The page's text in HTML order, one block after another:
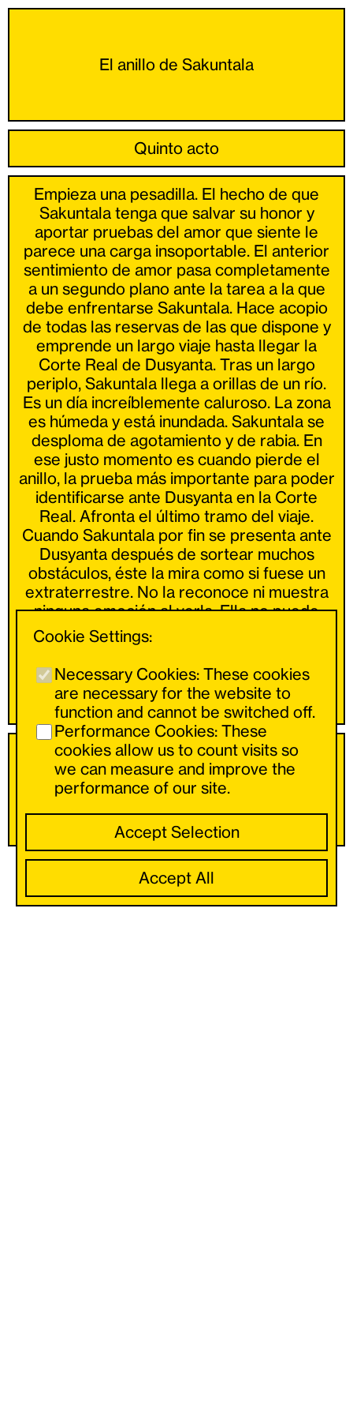
El anillo de Sakuntala
Quinto acto
Empieza una pesadilla. El hecho de que
Sakuntala tenga que salvar su honor y
aportar pruebas del amor que siente le
parece una carga insoportable. El anterior
sentimiento de amor pasa completamente
a un segundo plano ante la tarea a la que
debe enfrentarse Sakuntala. Hace acopio
de todas las reservas de las que dispone y
emprende un largo viaje hasta llegar la
Corte Real de Dusyanta. Tras un largo
periplo, Sakuntala llega a orillas de un río.
Es un día increíblemente caluroso. La zona
es húmeda y está inundada. Sakuntala se
desploma de agotamiento y de rabia. En
ese justo momento es cuando pierde el
anillo, la prueba más importante para poder
identificarse ante Dusyanta en la Corte
Real. Afronta el último tramo del viaje.
Cuando Sakuntala por fin se presenta ante
Dusyanta después de sortear muchos
obstáculos, éste la mira como si fuese un
extraterrestre. No la reconoce ni muestra
ninguna emoción al verla. Ella no puede
mostrarle el anillo que Dusyanta le había
dado como muestra de su amor. Al no
poder presentar pruebas, Sakuntala es
rechazada, lo que la hace quedar desolada
y sumirse en la desesperación.
Ilustraciones
Pete Sharp
Puedes navegar hacia delante y hacia
atrás con los botones de la izquierda y la
derecha.
Cookie Settings:
Necessary Cookies: These cookies
are necessary for the website to
function and cannot be switched off.
Performance Cookies: These
cookies allow us to count visits so
we can measure and improve the
performance of our site.
Accept Selection
Accept All